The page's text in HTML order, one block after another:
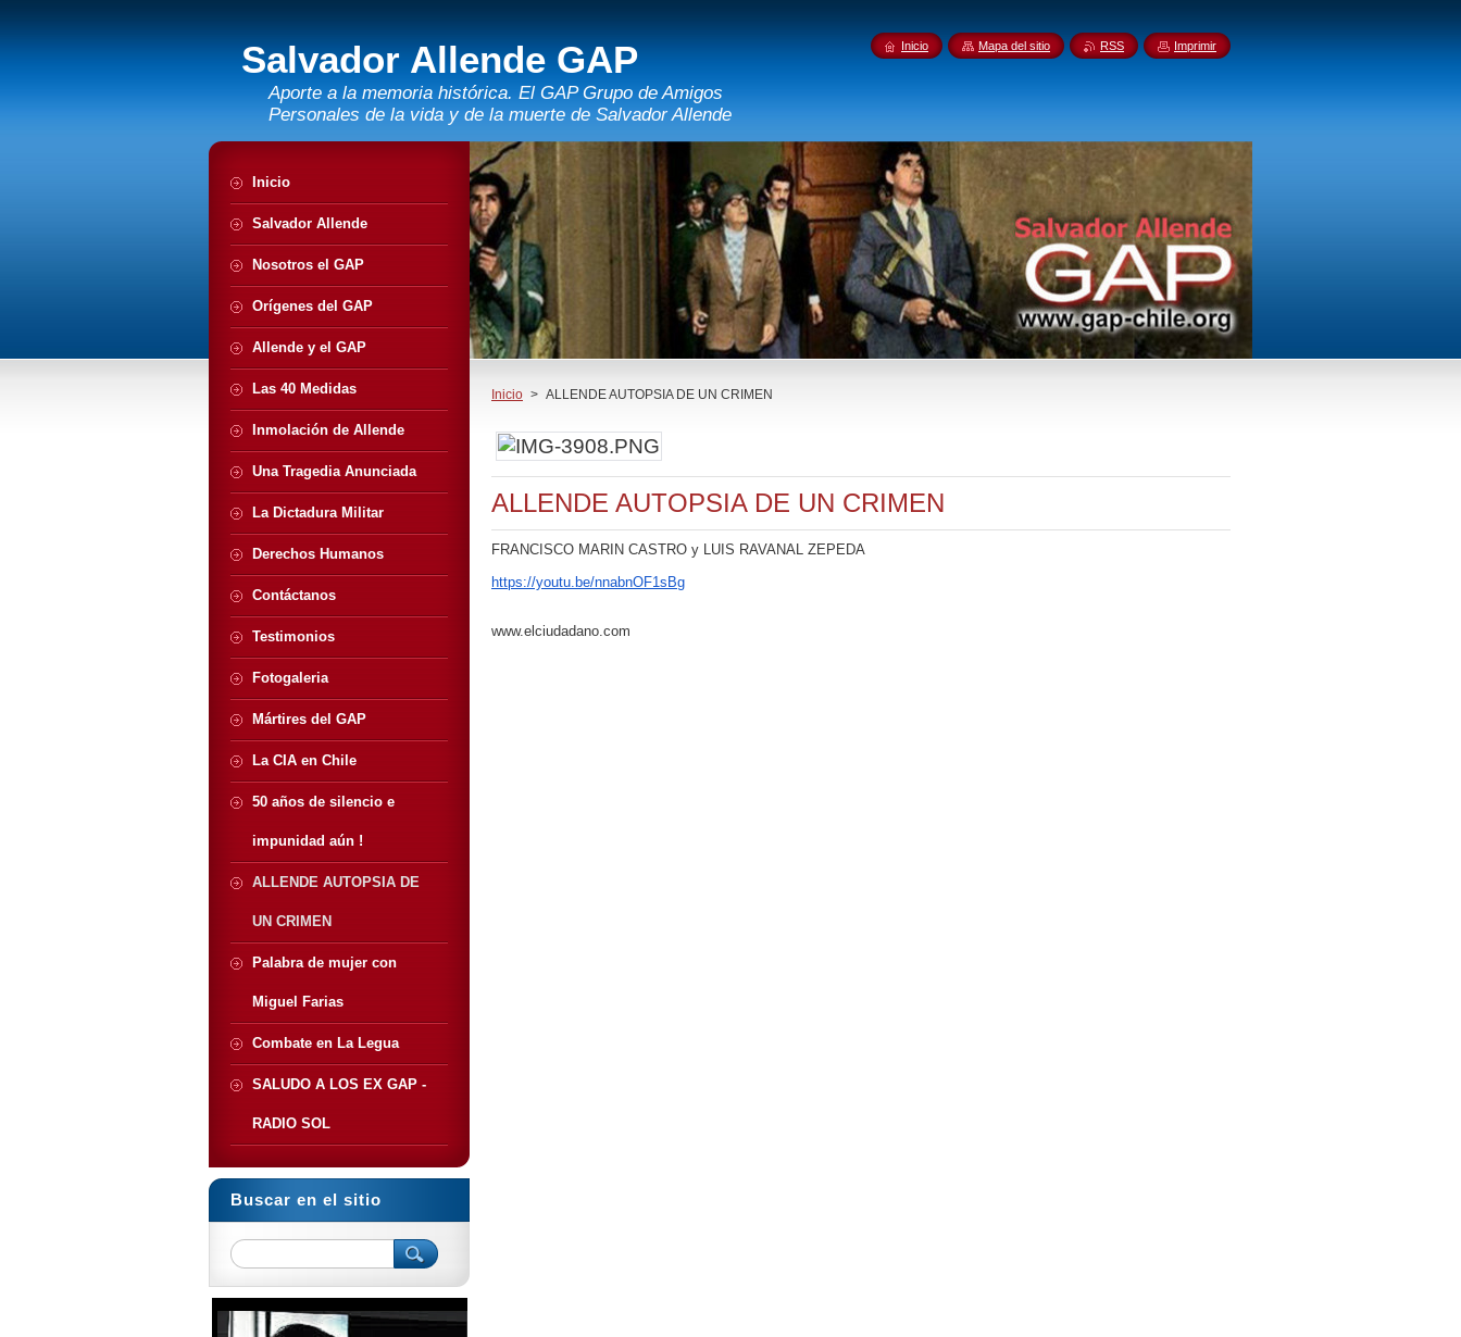
Salvador Allende GAP
Aporte a la memoria histórica. El GAP Grupo de Amigos
Personales de la vida y de la muerte de Salvador Allende
Inicio > ALLENDE AUTOPSIA DE UN CRIMEN
ALLENDE AUTOPSIA DE UN CRIMEN
FRANCISCO MARIN CASTRO y LUIS RAVANAL ZEPEDA
https://youtu.be/nnabnOF1sBg
www.elciudadano.com
Inicio
Salvador Allende
Nosotros el GAP
Orígenes del GAP
Allende y el GAP
Las 40 Medidas
Inmolación de Allende
Una Tragedia Anunciada
La Dictadura Militar
Derechos Humanos
Contáctanos
Testimonios
Fotogaleria
Mártires del GAP
La CIA en Chile
50 años de silencio e
impunidad aún !
ALLENDE AUTOPSIA DE
UN CRIMEN
Palabra de mujer con
Miguel Farias
Combate en La Legua
SALUDO A LOS EX GAP -
RADIO SOL
Buscar en el sitio
Inicio Mapa del sitio RSS Imprimir